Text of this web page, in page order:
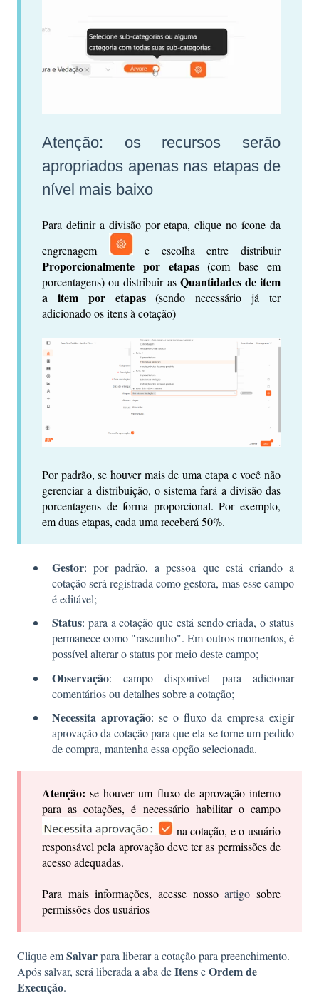
Atenção: os recursos serão
apropriados apenas nas etapas de
nível mais baixo
Para definir a divisão por etapa, clique no ícone da
engrenagem
e escolha entre distribuir
Proporcionalmente por etapas(com base em
porcentagens) ou distribuir as Quantidades de item
a item por etapas(sendo necessário já ter
adicionado os itens à cotação)
Por padrão, se houver mais de uma etapa e você não
gerenciar a distribuição, o sistema fará a divisão das
porcentagens de forma proporcional. Por exemplo,
em duas etapas, cada uma receberá 50%.
Gestor: por padrão, a pessoa que está criando a
cotação será registrada como gestora, mas esse campo
é editável;
Status: para a cotação que está sendo criada, o status
permanece como "rascunho". Em outros momentos, é
possível alterar o status por meio deste campo;
Observação: campo disponível para adicionar
comentários ou detalhes sobre a cotação;
Necessita aprovação: se o fluxo da empresa exigir
aprovação da cotação para que ela se torne um pedido
de compra, mantenha essa opção selecionada.
Atenção: se houver um fluxo de aprovação interno
para as cotações, é necessário habilitar o campo
na cotação, e o usuário
responsável pela aprovação deve ter as permissões de
acesso adequadas.
Para mais informações, acesse nossoartigo sobre
permissões dos usuários
Clique emSalvarpara liberar a cotação para preenchimento.
Após salvar, será liberada a aba deItenseOrdem de
Execução.